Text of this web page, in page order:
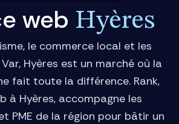
web Hyères
le commerce local et les
Hyères est un marché où la
fait toute la différence. Rank,
à Hyères, accompagne les
PME de la région pour bâtir un